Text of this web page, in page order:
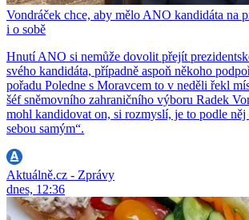
Vondráček chce, aby mělo ANO kandidáta na
i o sobě
Hnutí ANO si nemůže dovolit přejít
svého kandidáta, případně aspoň někoho
pořadu Poledne s Moravcem to v neděli řekl
šéf sněmovního zahraničního výboru Radek
mohl kandidovat on, si rozmyslí, je to podle něj
sebou samým“.
Aktuálně.cz - Zprávy
dnes, 12:36